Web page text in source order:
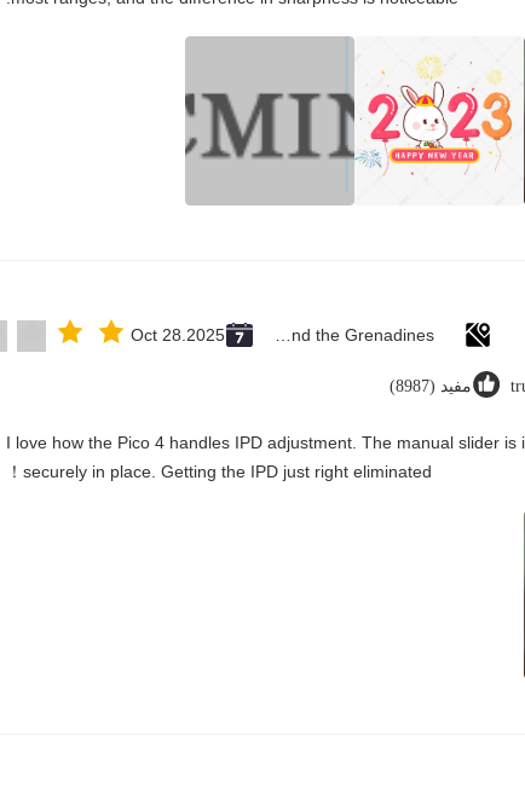
Oct 28.2025
مفید (8987)
"I love how the Pico 4 handles IPD adjustment. The manual slider is
securely in place. Getting the IPD just right eliminated！